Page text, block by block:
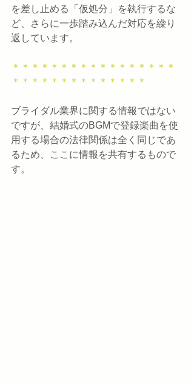
を差し止める「仮処分」を執行するな
ど、さらに一歩踏み込んだ対応を繰り
返しています。
＊＊＊＊＊＊＊＊＊＊＊＊＊＊＊＊＊
＊＊＊＊＊＊＊＊＊＊＊＊＊＊
ブライダル業界に関する情報ではない
ですが、結婚式のBGMで登録楽曲を使
用する場合の法律関係は全く同じであ
るため、ここに情報を共有するもので
す。